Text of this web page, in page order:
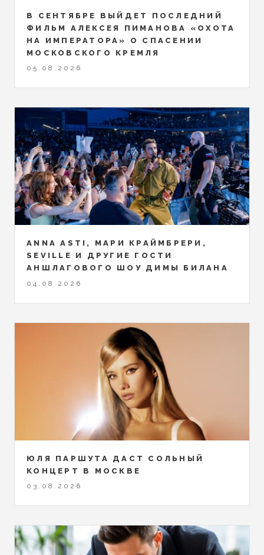
В СЕНТЯБРЕ ВЫЙДЕТ ПОСЛЕДНИЙ
ФИЛЬМ АЛЕКСЕЯ ПИМАНОВА «ОХОТА
НА ИМПЕРАТОРА» О СПАСЕНИИ
МОСКОВСКОГО КРЕМЛЯ
05.08.2026
ANNA ASTI, МАРИ КРАЙМБРЕРИ,
SEVILLE И ДРУГИЕ ГОСТИ
АНШЛАГОВОГО ШОУ ДИМЫ БИЛАНА
04.08.2026
ЮЛЯ ПАРШУТА ДАСТ СОЛЬНЫЙ
КОНЦЕРТ В МОСКВЕ
03.08.2026